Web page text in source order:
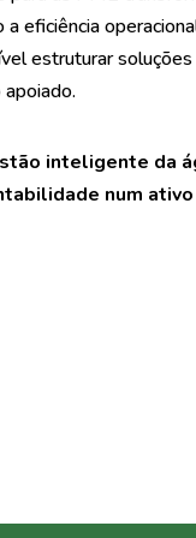
eficiência
estruturar
inteligente da
num